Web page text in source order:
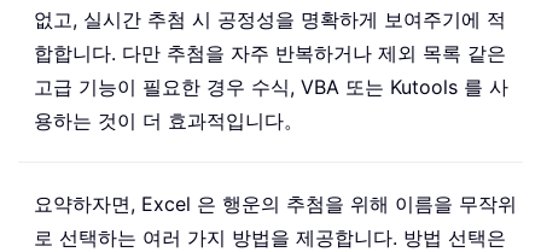
없고, 실시간 추첨 시 공정성을 명확하게 보여주기에 적
합합니다. 다만 추첨을 자주 반복하거나 제외 목록 같은
고급 기능이 필요한 경우 수식, VBA 또는 Kutools 를 사
용하는 것이 더 효과적입니다。
요약하자면, Excel 은 행운의 추첨을 위해 이름을 무작위
로 선택하는 여러 가지 방법을 제공합니다. 방법 선택은